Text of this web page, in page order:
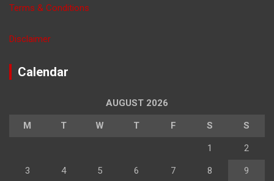
Terms & Conditions
Disclaimer
Calendar
AUGUST 2026
M T W T F S S
1 2
3 4 5 6 7 8 9